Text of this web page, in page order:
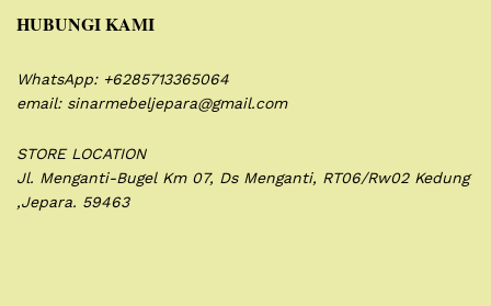
HUBUNGI KAMI
WhatsApp: +6285713365064
email: sinarmebeljepara@gmail.com
STORE LOCATION
Jl. Menganti-Bugel Km 07, Ds Menganti, RT06/Rw02 Kedung
,Jepara. 59463